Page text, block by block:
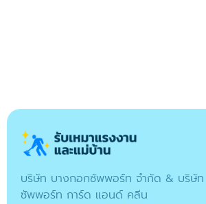
บริษัท บางกอกซัพพอร์ท จำกัด & บริษั
ซัพพอร์ท การ์ด แอนด์ คลีน